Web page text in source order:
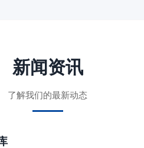
新闻资讯
了解我们的最新动态